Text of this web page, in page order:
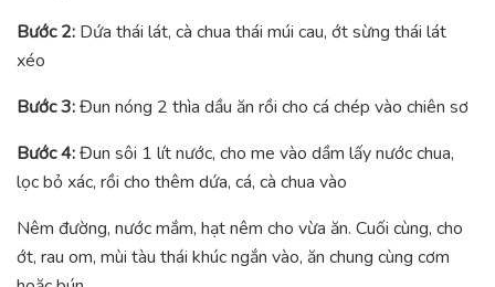
Bước 2: Dứa thái lát, cà chua thái múi cau, ớt sừng thái lát
xéo
Bước 3:Đun nóng 2 thìa dầu ăn rồi cho cá chép vào chiên sơ
Bước 4:Đun sôi 1 lít nước, cho me vào dầm lấy nước chua,
lọc bỏ xác, rồi cho thêm dứa, cá, cà chua vào
Nêm đường, nước mắm, hạt nêm cho vừa ăn. Cuối cùng, cho
ớt, rau om, mùi tàu thái khúc ngắn vào, ăn chung cùng cơm